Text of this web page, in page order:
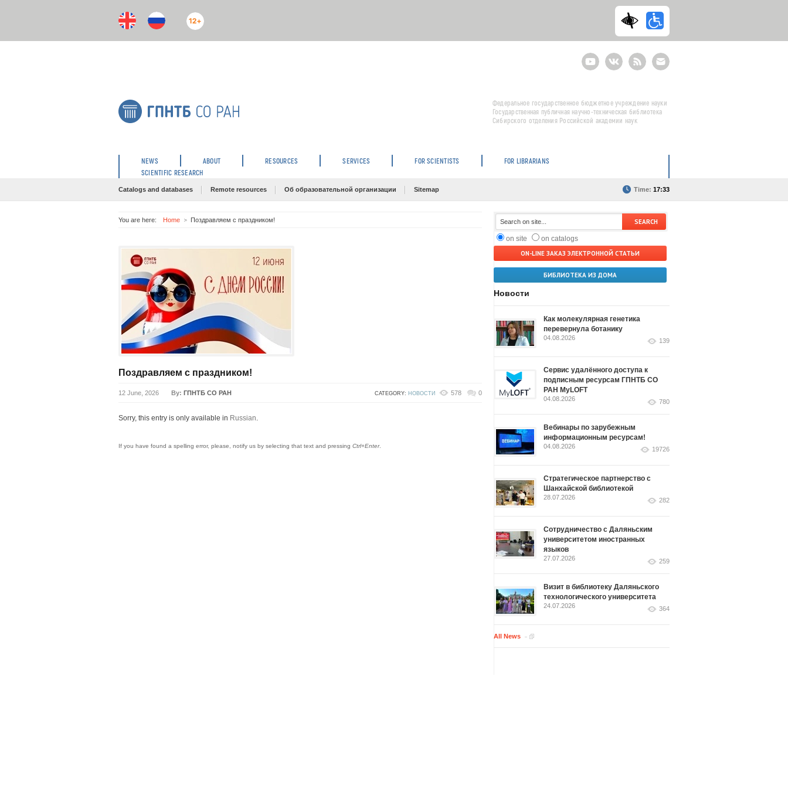
12+
YoutubeВКонтактеRSS
E-
mail
подписка
Федеральное государственное бюджетное учреждение науки
Государственная публичная научно-техническая библиотека
Сибирского отделения Российской академии наук
NEWS ABOUT RESOURCES SERVICES FOR SCIENTISTS
FOR LIBRARIANS
SCIENTIFIC RESEARCH
Catalogs and databases Remote resources Об образовательной организации Sitemap Time: 17:33
You are here: Home Поздравляем с праздником!
Поздравляем с праздником!
12 June, 2026 By: ГПНТБ СО РАН CATEGORY: НОВОСТИ 578 0
Sorry, this entry is only available in Russian.
If you have found a spelling error, please, notify us by selecting that text and pressing Ctrl+Enter.
on site
on catalogs
ON-LINE ЗАКАЗ ЭЛЕКТРОННОЙ СТАТЬИ
БИБЛИОТЕКА ИЗ ДОМА
Новости
Как молекулярная генетика
перевернула ботанику
04.08.2026 139
Сервис удалённого доступа к
подписным ресурсам ГПНТБ СО
РАН MyLOFT
04.08.2026 780
Вебинары по зарубежным
информационным ресурсам!
04.08.2026 19726
Стратегическое партнерство с
Шанхайской библиотекой
28.07.2026 282
Сотрудничество с Даляньским
университетом иностранных
языков
27.07.2026 259
Визит в библиотеку Даляньского
технологического университета
24.07.2026 364
All News